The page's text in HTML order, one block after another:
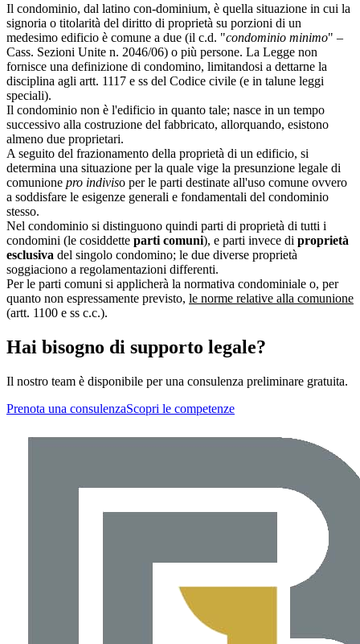
Il condominio, dal latino con-dominium, è quella situazione in cui la
signoria o titolarità del diritto di proprietà su porzioni di un
medesimo edificio è comune a due (il c.d. "condominio minimo" –
Cass. Sezioni Unite n. 2046/06) o più persone. La Legge non
fornisce una definizione di condomino, limitandosi a dettarne la
disciplina agli artt. 1117 e ss del Codice civile (e in talune leggi
speciali).
Il condominio non è l'edificio in quanto tale; nasce in un tempo
successivo alla costruzione del fabbricato, allorquando, esistono
almeno due proprietari.
A seguito del frazionamento della proprietà di un edificio, si
determina una situazione per la quale vige la presunzione legale di
comunione pro indiviso per le parti destinate all'uso comune ovvero
a soddisfare le esigenze generali e fondamentali del condominio
stesso.
Nel condominio si distinguono quindi parti di proprietà di tutti i
condomini (le cosiddette parti comuni), e parti invece di proprietà
esclusiva del singolo condomino; le due diverse proprietà
soggiaciono a regolamentazioni differenti.
Per le parti comuni si applicherà la normativa condominiale o, per
quanto non espressamente previsto, le norme relative alla comunione
(artt. 1100 e ss c.c.).
Hai bisogno di supporto legale?
Il nostro team è disponibile per una consulenza preliminare gratuita.
Prenota una consulenzaScopri le competenze